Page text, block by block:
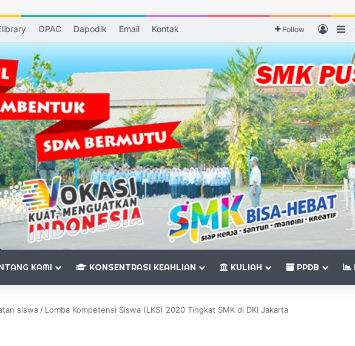
OPAC Dapodik Email Kontak Follow Log
KAMI KONSENTRASI KEAHLIAN KULIAH PPDB
siswa / Lomba Kompetensi Siswa (LKS) 2020 Tingkat SMK di DKI Jakarta